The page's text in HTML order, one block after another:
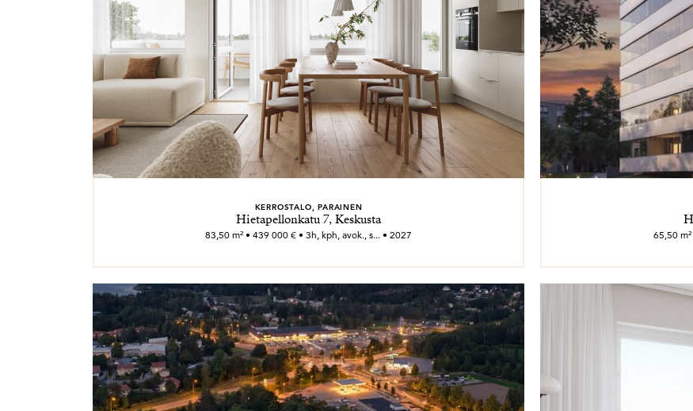
KERROSTALO, PARAINEN
Hietapellonkatu 7, Keskusta
83,50 m² • 439 000 € • 3h, kph, avok., s... • 2027 65,50